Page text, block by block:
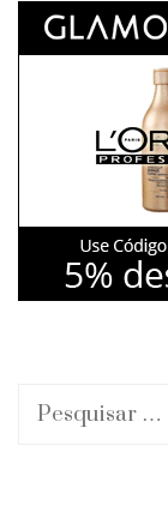
Pesquisar